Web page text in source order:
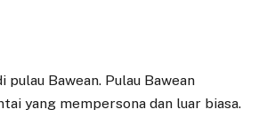
Bawean. Pulau Bawean
yang mempersona dan luar biasa.